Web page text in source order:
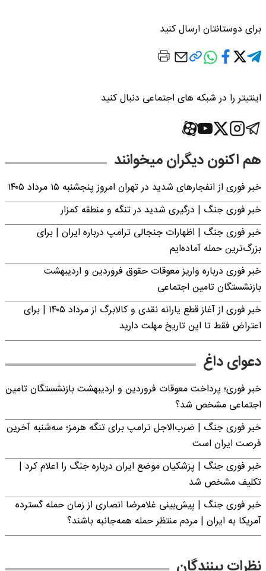
برای دوستانتان ارسال کنید
اینتیتر را در شبکه های اجتماعی دنبال کنید
هم اکنون دیگران میخوانند
خبر فوری از انفجارهای شدید در تهران امروز پنجشنبه ۱۵ مرداد ۱۴۰۵
خبر فوری جنگ | درگیری شدید در تنگه و منطقه کمزار
خبر فوری جنگ | اظهارات جنجالی ترامپ درباره ایران | برای
بزرگ‌ترین حمله آماده‌ایم
خبر فوری درباره واریز معوقات حقوق فروردین و اردیبهشت
بازنشستگان تامین اجتماعی
خبر فوری از آغاز قطع یارانه نقدی و کالابرگ از مرداد ۱۴۰۵ | برای
اعتراض فقط تا این تاریخ مهلت دارید
دعوای داغ
خبر فوری؛ پرداخت معوقات فروردین و اردیبهشت بازنشستگان تامین
اجتماعی مشخص شد؟
خبر فوری جنگ | ضرب‌الاجل ترامپ برای تنگه هرمز؛ سه‌شنبه آخرین
فرصت ایران است
خبر فوری جنگ | پزشکیان موضع ایران درباره جنگ را اعلام کرد |
تکلیف مشخص شد
خبر فوری جنگ | پیش‌بینی غلامرضا انصاری از زمان حمله گسترده
آمریکا به ایران | مردم منتظر حمله همه‌جانبه باشند؟